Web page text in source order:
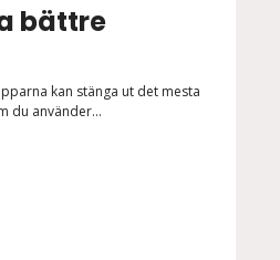
bättre
kan stänga ut det mesta
du använder...